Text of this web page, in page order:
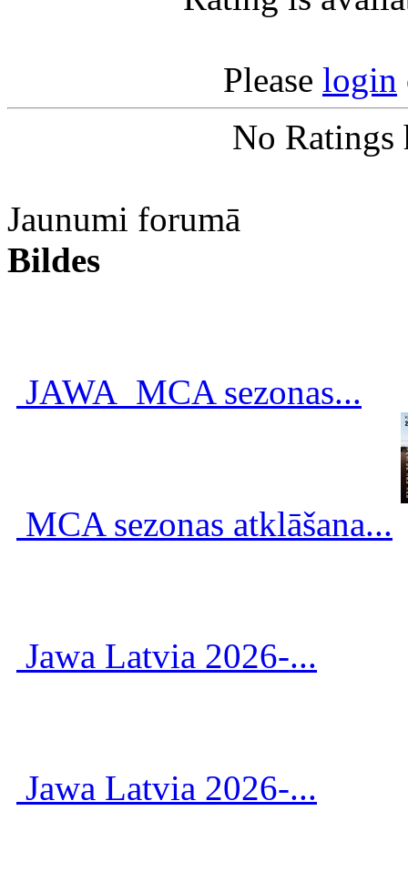
Please login
No Ratings
Jaunumi forumā
Bildes
JAWA_MCA sezonas...
MCA sezonas atklāšana...
Jawa Latvia 2026-...
Jawa Latvia 2026-...